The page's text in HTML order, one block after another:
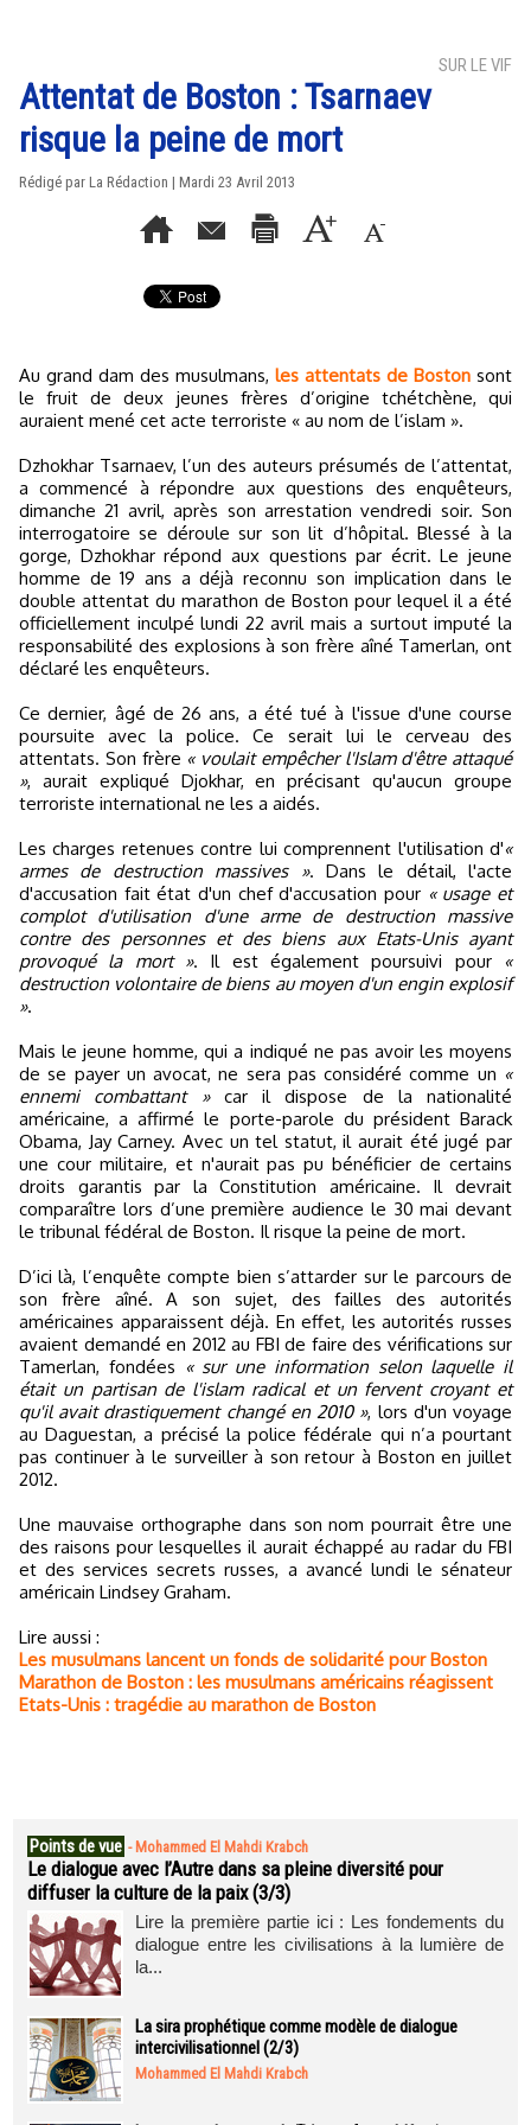
SUR LE VIF
Attentat de Boston : Tsarnaev
risque la peine de mort
Rédigé par La Rédaction | Mardi 23 Avril 2013
Au grand dam des musulmans, les attentats de Boston sont
le fruit de deux jeunes frères d’origine tchétchène, qui
auraient mené cet acte terroriste « au nom de l’islam ».
Dzhokhar Tsarnaev, l’un des auteurs présumés de l’attentat,
a commencé à répondre aux questions des enquêteurs,
dimanche 21 avril, après son arrestation vendredi soir. Son
interrogatoire se déroule sur son lit d’hôpital. Blessé à la
gorge, Dzhokhar répond aux questions par écrit. Le jeune
homme de 19 ans a déjà reconnu son implication dans le
double attentat du marathon de Boston pour lequel il a été
officiellement inculpé lundi 22 avril mais a surtout imputé la
responsabilité des explosions à son frère aîné Tamerlan, ont
déclaré les enquêteurs.
Ce dernier, âgé de 26 ans, a été tué à l'issue d'une course
poursuite avec la police. Ce serait lui le cerveau des
attentats. Son frère « voulait empêcher l'Islam d'être attaqué
», aurait expliqué Djokhar, en précisant qu'aucun groupe
terroriste international ne les a aidés.
Les charges retenues contre lui comprennent l'utilisation d'«
armes de destruction massives ». Dans le détail, l'acte
d'accusation fait état d'un chef d'accusation pour « usage et
complot d'utilisation d'une arme de destruction massive
contre des personnes et des biens aux Etats-Unis ayant
provoqué la mort ». Il est également poursuivi pour
«
destruction volontaire de biens au moyen d'un engin explosif
».
Mais le jeune homme, qui a indiqué ne pas avoir les moyens
de se payer un avocat, ne sera pas considéré comme un «
ennemi combattant »car il dispose de la nationalité
américaine, a affirmé le porte-parole du président Barack
Obama, Jay Carney. Avec un tel statut, il aurait été jugé par
une cour militaire, et n'aurait pas pu bénéficier de certains
droits garantis par la Constitution américaine. Il devrait
comparaître lors d’une première audience le 30 mai devant
le tribunal fédéral de Boston. Il risque la peine de mort.
D’ici là, l’enquête compte bien s’attarder sur le parcours de
son frère aîné. A son sujet, des failles des autorités
américaines apparaissent déjà. En effet, les autorités russes
avaient demandé en 2012 au FBI de faire des vérifications sur
Tamerlan, fondées « sur une information selon laquelle il
était un partisan de l'islam radical et un fervent croyant et
qu'il avait drastiquement changé en 2010 », lors d'un voyage
au Daguestan, a précisé la police fédérale qui n’a pourtant
pas continuer à le surveiller à son retour à Boston en juillet
2012.
Une mauvaise orthographe dans son nom pourrait être une
des raisons pour lesquelles il aurait échappé au radar du FBI
et des services secrets russes, a avancé lundi le sénateur
américain Lindsey Graham.
Lire aussi :
Les musulmans lancent un fonds de solidarité pour Boston
Marathon de Boston : les musulmans américains réagissent
Etats-Unis : tragédie au marathon de Boston
Points de vue - Mohammed El Mahdi Krabch
Le dialogue avec l’Autre dans sa pleine diversité pour
diffuser la culture de la paix (3/3)
Lire la première partie ici : Les fondements du
dialogue entre les civilisations à la lumière de
la...
La sira prophétique comme modèle de dialogue
intercivilisationnel (2/3)
Mohammed El Mahdi Krabch